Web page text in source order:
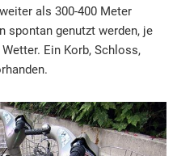
als 300-400 Meter
spontan genutzt werden, je
Ein Korb, Schloss,